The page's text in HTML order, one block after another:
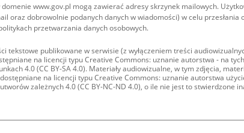
www.gov.pl mogą zawierać adresy skrzynek mailowych.
oraz dobrowolnie podanych danych w wiadomości) w celu
przetwarzania danych osobowych.
tekstowe publikowane w serwisie (z wyłączeniem treści
na licencji typu Creative Commons: uznanie autorstwa - na
4.0 (CC BY-SA 4.0). Materiały audiowizualne, w tym zdjęcia,
na licencji typu Creative Commons: uznanie autorstwa
zależnych 4.0 (CC BY-NC-ND 4.0), o ile nie jest to stwierdzone